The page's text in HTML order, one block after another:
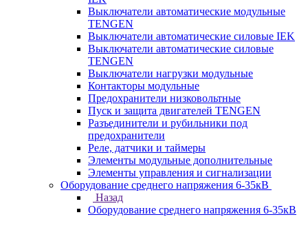
Выключатели автоматические модульные
TENGEN
Выключатели автоматические силовые IEK
Выключатели автоматические силовые
TENGEN
Выключатели нагрузки модульные
Контакторы модульные
Предохранители низковольтные
Пуск и защита двигателей TENGEN
Разъединители и рубильники под
предохранители
Реле, датчики и таймеры
Элементы модульные дополнительные
Элементы управления и сигнализации
Оборудование среднего напряжения 6-35кВ
Назад
Оборудование среднего напряжения 6-35кВ